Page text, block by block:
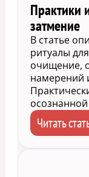
Практики
затмение
В статье
ритуалы
очищение,
намерений
Читать